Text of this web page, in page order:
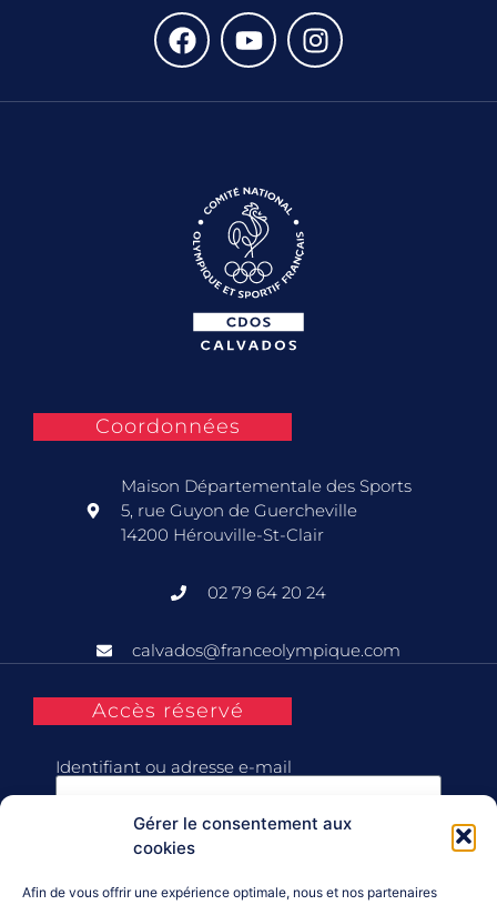
Gérer le consentement aux
cookies
Afin de vous offrir une expérience optimale, nous et nos partenaires
Coordonnées
Maison Départementale des Sports
5, rue Guyon de Guercheville
14200 Hérouville-St-Clair
02 79 64 20 24
calvados@franceolympique.com
Accès réservé
Identifiant ou adresse e-mail
Mot de passe